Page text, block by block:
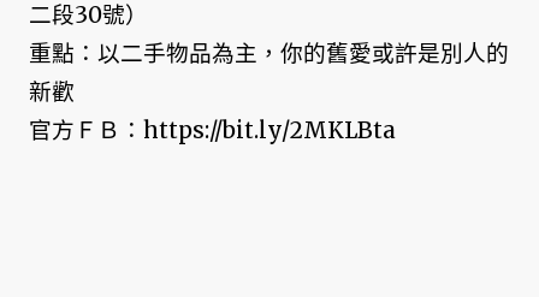
二段30號）
重點：以二手物品為主，你的舊愛或許是別人的
新歡
官方ＦＢ：https://bit.ly/2MKLBta